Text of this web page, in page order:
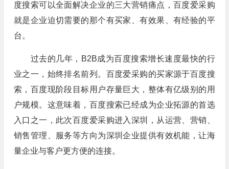
度搜索可以全面解决企业的三大营销痛点，百度爱采购
就是企业迫切需要的那个有买家、有效果、有经验的平
台。
过去的几年，B2B成为百度搜索增长速度最快的行
业之一，始终排名前列。百度爱采购的买家源于百度搜
索，百度现阶段目标用户存量巨大，整体有亿级别的用
户规模。这意味着，百度搜索已经成为企业拓源的首选
入口之一，此次百度爱采购进入深圳，从运营、营销、
销售管理、服务等方向为深圳企业提供有效机能，让海
量企业与客户更方便的连接。